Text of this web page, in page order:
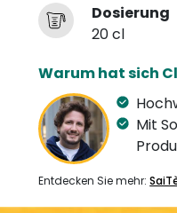
Dosierung
20 cl
Warum hat sich
Mit
Entdecken Sie mehr: